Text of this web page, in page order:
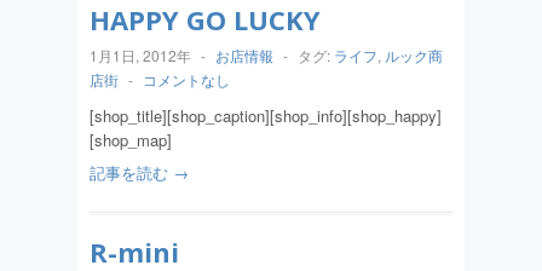
HAPPY GO LUCKY
1月1日, 2012年 - お店情報 - タグ: ライフ, ルック商
店街 - コメントなし
[shop_title][shop_caption][shop_info][shop_happy]
[shop_map]
記事を読む →
R-mini